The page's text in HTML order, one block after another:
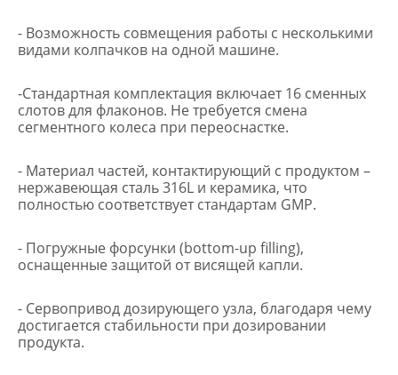
- Возможность совмещения работы с несколькими
видами колпачков на одной машине.
-Стандартная комплектация включает 16 сменных
слотов для флаконов. Не требуется смена
сегментного колеса при переоснастке.
- Материал частей, контактирующий с продуктом –
нержавеющая сталь 316L и керамика, что
полностью соответствует стандартам GMP.
- Погружные форсунки (bottom-up filling),
оснащенные защитой от висящей капли.
- Сервопривод дозирующего узла, благодаря чему
достигается стабильности при дозировании
продукта.